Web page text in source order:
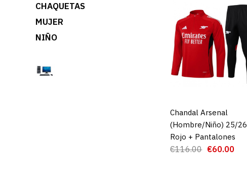
CHAQUETAS
MUJER
NIÑO
AGREGAR AL CARRO
Chandal Arsenal
(Hombre/Niño) 25/26
Rojo + Pantalones
€116.00 €60.00